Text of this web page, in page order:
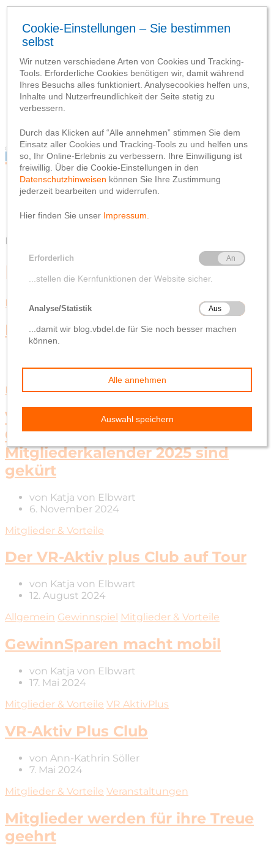
Blog
Webseite
Datenschutzhinweis
Impressum
Blog
Webseite
Impressum
Kategorien durchsuchen
Mitglieder & Vorteile
Delmenhorst Mitglieder & Vorteile Wardenburg
Ehrung für langjährige Mitglieder
6. März 2025
Mitglieder & Vorteile
Volksbank-Fotowettbewerb: Die
Gewinnerbilder für den
Mitgliederkalender 2025 sind
gekürt
von Katja von Elbwart
6. November 2024
Mitglieder & Vorteile
Der VR-Aktiv plus Club auf Tour
von Katja von Elbwart
12. August 2024
Allgemein Gewinnspiel Mitglieder & Vorteile
GewinnSparen macht mobil
von Katja von Elbwart
17. Mai 2024
Mitglieder & Vorteile VR AktivPlus
VR-Aktiv Plus Club
von Ann-Kathrin Söller
7. Mai 2024
Mitglieder & Vorteile Veranstaltungen
Mitglieder werden für ihre Treue
geehrt